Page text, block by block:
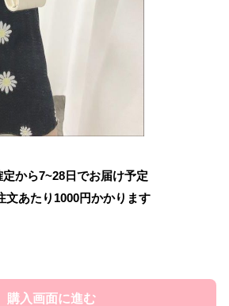
定から7~28日でお届け予定
文あたり 1000円かかります
購入画面に進む